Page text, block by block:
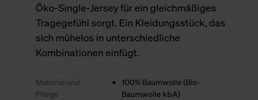
Öko-Single-Jersey für ein gleichmäßiges
Tragegefühl sorgt. Ein Kleidungsstück, das
sich mühelos in unterschiedliche
Kombinationen einfügt.
Material und
Pflege
100% Baumwolle (Bio-
Baumwolle kbA)